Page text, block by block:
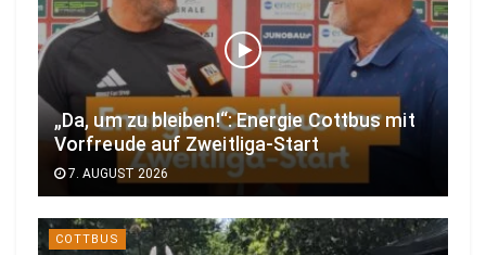
„Da, um zu bleiben!“: Energie Cottbus mit
Vorfreude auf Zweitliga-Start
7. AUGUST 2026
COTTBUS